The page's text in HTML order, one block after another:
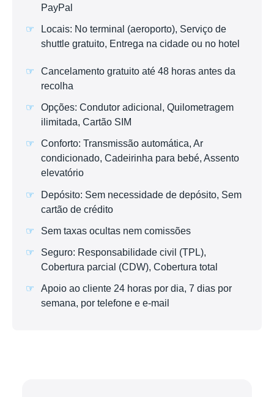
PayPal
Locais: No terminal (aeroporto), Serviço de
shuttle gratuito, Entrega na cidade ou no hotel
Cancelamento gratuito até 48 horas antes da
recolha
Opções: Condutor adicional, Quilometragem
ilimitada, Cartão SIM
Conforto: Transmissão automática, Ar
condicionado, Cadeirinha para bebé, Assento
elevatório
Depósito: Sem necessidade de depósito, Sem
cartão de crédito
Sem taxas ocultas nem comissões
Seguro: Responsabilidade civil (TPL),
Cobertura parcial (CDW), Cobertura total
Apoio ao cliente 24 horas por dia, 7 dias por
semana, por telefone e e-mail